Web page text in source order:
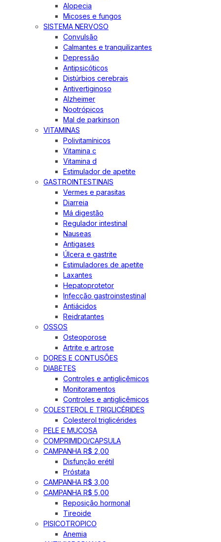
Alopecia
Micoses e fungos
SISTEMA NERVOSO
Convulsão
Calmantes e tranquilizantes
Depressão
Antipsicóticos
Distúrbios cerebrais
Antivertiginoso
Alzheimer
Nootrópicos
Mal de parkinson
VITAMINAS
Polivitamínicos
Vitamina c
Vitamina d
Estimulador de apetite
GASTROINTESTINAIS
Vermes e parasitas
Diarreia
Má digestão
Regulador intestinal
Nauseas
Antigases
Úlcera e gastrite
Estimuladores de apetite
Laxantes
Hepatoprotetor
Infecção gastroinstestinal
Antiácidos
Reidratantes
OSSOS
Osteoporose
Artrite e artrose
DORES E CONTUSÕES
DIABETES
Controles e antiglicêmicos
Monitoramentos
Controles e antiglicêmicos
COLESTEROL E TRIGLICÉRIDES
Colesterol triglicérides
PELE E MUCOSA
COMPRIMIDO/CAPSULA
CAMPANHA R$ 2,00
Disfunção erétil
Próstata
CAMPANHA R$ 3,00
CAMPANHA R$ 5,00
Reposição hormonal
Tireoide
PISICOTROPICO
Anemia